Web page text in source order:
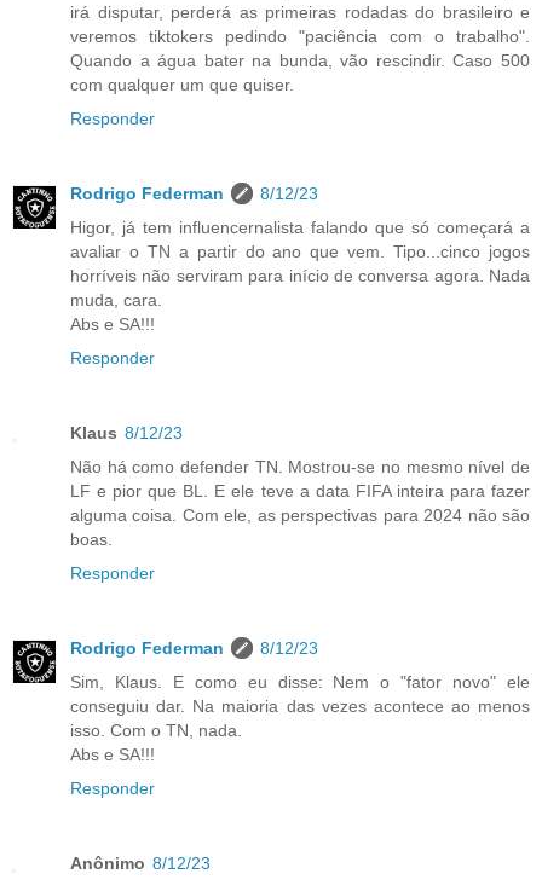
irá disputar, perderá as primeiras rodadas do brasileiro e
veremos tiktokers pedindo "paciência com o trabalho".
Quando a água bater na bunda, vão rescindir. Caso 500
com qualquer um que quiser.
Responder
Rodrigo Federman
8/12/23
Higor, já tem influencernalista falando que só começará a
avaliar o TN a partir do ano que vem. Tipo...cinco jogos
horríveis não serviram para início de conversa agora. Nada
muda, cara.
Abs e SA!!!
Responder
Klaus 8/12/23
Não há como defender TN. Mostrou-se no mesmo nível de
LF e pior que BL. E ele teve a data FIFA inteira para fazer
alguma coisa. Com ele, as perspectivas para 2024 não são
boas.
Responder
Rodrigo Federman
8/12/23
Sim, Klaus. E como eu disse: Nem o "fator novo" ele
conseguiu dar. Na maioria das vezes acontece ao menos
isso. Com o TN, nada.
Abs e SA!!!
Responder
Anônimo 8/12/23